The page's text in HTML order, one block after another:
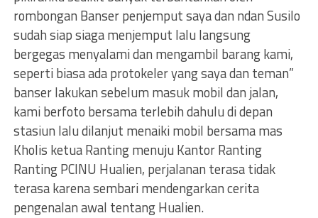
rombongan Banser penjemput saya dan ndan Susilo
sudah siap siaga menjemput lalu langsung
bergegas menyalami dan mengambil barang kami,
seperti biasa ada protokeler yang saya dan teman”
banser lakukan sebelum masuk mobil dan jalan,
kami berfoto bersama terlebih dahulu di depan
stasiun lalu dilanjut menaiki mobil bersama mas
Kholis ketua Ranting menuju Kantor Ranting
Ranting PCINU Hualien, perjalanan terasa tidak
terasa karena sembari mendengarkan cerita
pengenalan awal tentang Hualien.